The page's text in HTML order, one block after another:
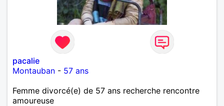
pacalie
Montauban - 57 ans
Femme divorcé(e) de 57 ans recherche rencontre
amoureuse